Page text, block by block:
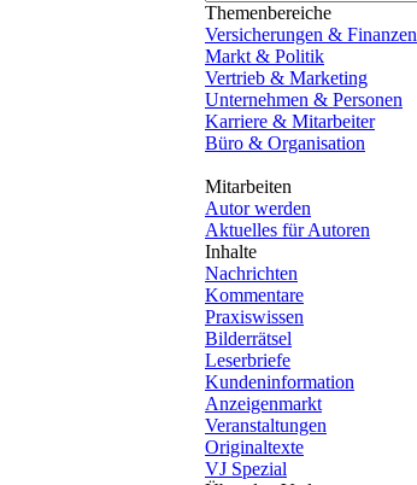
Themenbereiche
Versicherungen & Finanzen
Markt & Politik
Vertrieb & Marketing
Unternehmen & Personen
Karriere & Mitarbeiter
Büro & Organisation
Mitarbeiten
Autor werden
Aktuelles für Autoren
Inhalte
Nachrichten
Kommentare
Praxiswissen
Bilderrätsel
Leserbriefe
Kundeninformation
Anzeigenmarkt
Veranstaltungen
Originaltexte
VJ Spezial